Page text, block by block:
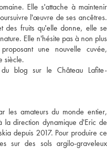
Elle s'attache à maintenir
l'œuvre de ses ancêtres.
des fruits qu'elle donne, elle se
Elle n'hésite pas à non plus
une nouvelle cuvée,
siècle.
blog sur le Château Lafite-
les amateurs du monde entier,
la direction dynamique d'Eric de
depuis 2017. Pour produire ce
sur des sols argilo-graveleux